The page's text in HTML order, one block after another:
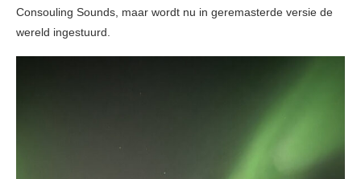
Consouling Sounds, maar wordt nu in geremasterde versie de
wereld ingestuurd.